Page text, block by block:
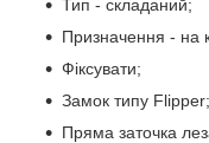
Тип - складаний;
Призначення - на
Фіксувати;
Замок типу Flipper;
Пряма заточка